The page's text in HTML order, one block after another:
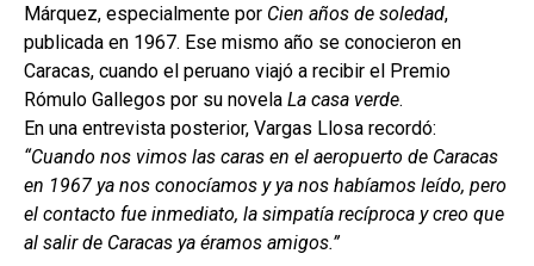
Márquez, especialmente por Cien años de soledad,
publicada en 1967. Ese mismo año se conocieron en
Caracas, cuando el peruano viajó a recibir el Premio
Rómulo Gallegos por su novela La casa verde.
En una entrevista posterior, Vargas Llosa recordó:
“Cuando nos vimos las caras en el aeropuerto de Caracas
en 1967 ya nos conocíamos y ya nos habíamos leído, pero
el contacto fue inmediato, la simpatía recíproca y creo que
al salir de Caracas ya éramos amigos.”